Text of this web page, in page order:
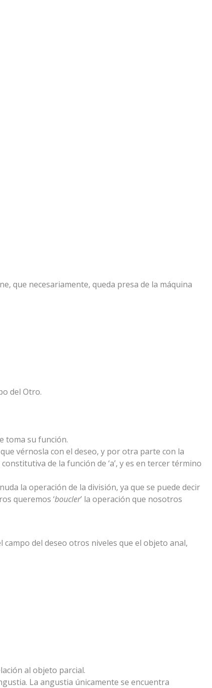
que necesariamente, queda presa de la máquina
del Otro.
toma su función.
vérnosla con el deseo, y por otra parte con la
de la función de ‘a’, y es en tercer término
la operación de la división, ya que se puede decir
queremos ‘boucler’ la operación que nosotros
campo del deseo otros niveles que el objeto anal,
al objeto parcial.
La angustia únicamente se encuentra